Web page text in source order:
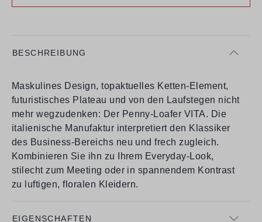
BESCHREIBUNG
Maskulines Design, topaktuelles Ketten-Element,
futuristisches Plateau und von den Laufstegen nicht
mehr wegzudenken: Der Penny-Loafer VITA. Die
italienische Manufaktur interpretiert den Klassiker
des Business-Bereichs neu und frech zugleich.
Kombinieren Sie ihn zu Ihrem Everyday-Look,
stilecht zum Meeting oder in spannendem Kontrast
zu luftigen, floralen Kleidern.
EIGENSCHAFTEN